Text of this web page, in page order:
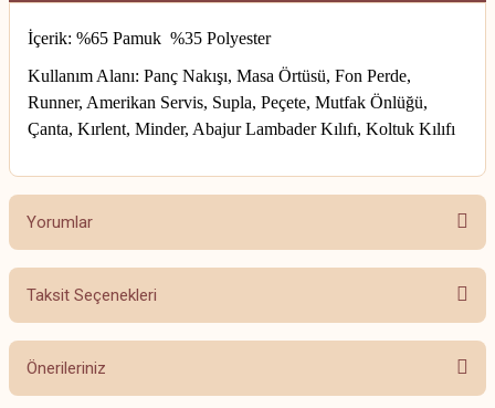
İçerik: %65 Pamuk %35 Polyester
Kullanım Alanı: Panç Nakışı, Masa Örtüsü, Fon Perde,
Runner, Amerikan Servis, Supla, Peçete, Mutfak Önlüğü,
Çanta, Kırlent, Minder, Abajur Lambader Kılıfı, Koltuk Kılıfı
Yorumlar
Taksit Seçenekleri
Önerileriniz